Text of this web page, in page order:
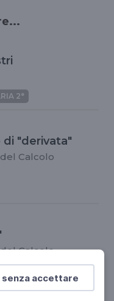
senza accettare
2°
"derivata"
Calcolo
Calcolo